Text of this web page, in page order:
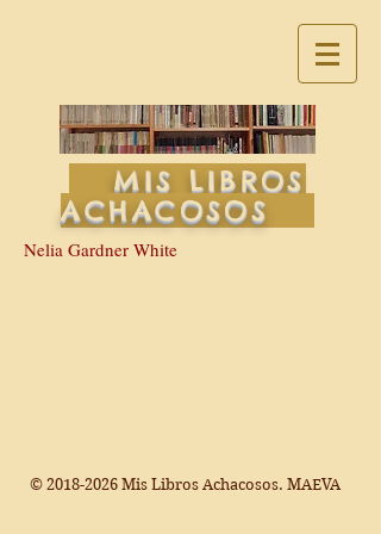
MIS LIBROS
ACHACOSOS
Nelia Gardner White
© 2018-2026 Mis Libros Achacosos. MAEVA